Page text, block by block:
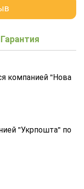
Гарантия
компанией "Нова
"Укрпошта" по